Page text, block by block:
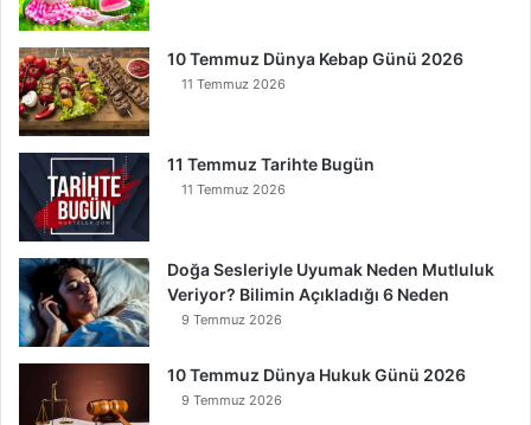
10 Temmuz Dünya Kebap Günü 2026
11 Temmuz 2026
11 Temmuz Tarihte Bugün
11 Temmuz 2026
Doğa Sesleriyle Uyumak Neden Mutluluk
Veriyor? Bilimin Açıkladığı 6 Neden
9 Temmuz 2026
10 Temmuz Dünya Hukuk Günü 2026
9 Temmuz 2026